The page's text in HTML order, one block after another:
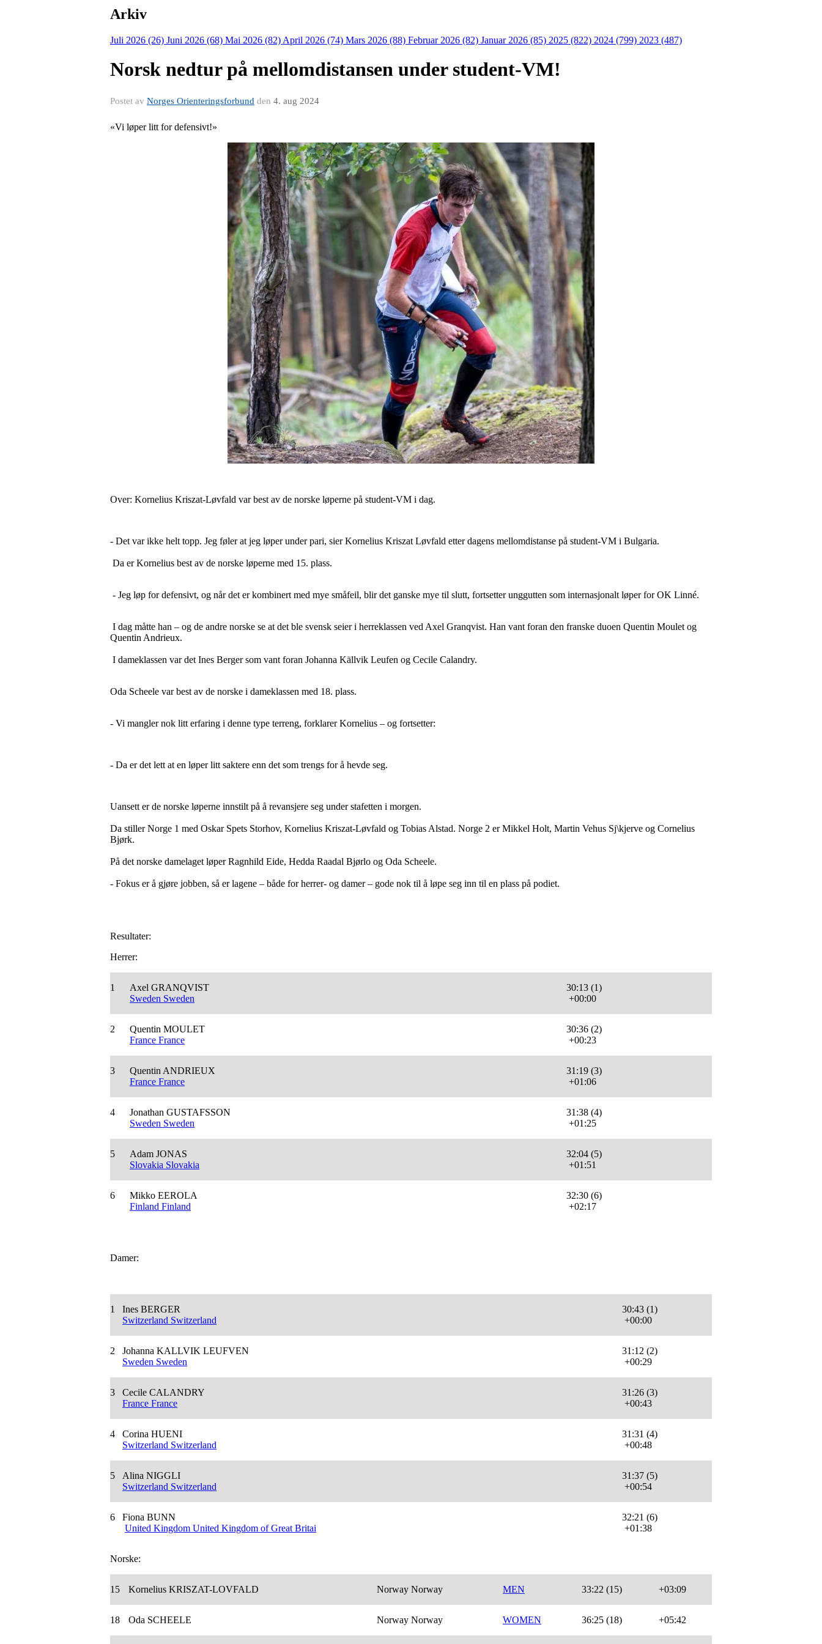
Arkiv
Juli 2026 (26) Juni 2026 (68) Mai 2026 (82) April 2026 (74) Mars 2026 (88) Februar 2026 (82) Januar 2026 (85) 2025 (822) 2024 (799) 2023 (487)
Norsk nedtur på mellomdistansen under student-VM!
Postet av Norges Orienteringsforbund den 4. aug 2024
«Vi løper litt for defensivt!»
Over: Kornelius Kriszat-Løvfald var best av de norske løperne på student-VM i dag.
- Det var ikke helt topp. Jeg føler at jeg løper under pari, sier Kornelius Kriszat Løvfald etter dagens mellomdistanse på student-VM i Bulgaria.
Da er Kornelius best av de norske løperne med 15. plass.
- Jeg løp for defensivt, og når det er kombinert med mye småfeil, blir det ganske mye til slutt, fortsetter unggutten som internasjonalt løper for OK Linné.
I dag måtte han – og de andre norske se at det ble svensk seier i herreklassen ved Axel Granqvist. Han vant foran den franske duoen Quentin Moulet og
Quentin Andrieux.
I dameklassen var det Ines Berger som vant foran Johanna Källvik Leufen og Cecile Calandry.
Oda Scheele var best av de norske i dameklassen med 18. plass.
- Vi mangler nok litt erfaring i denne type terreng, forklarer Kornelius – og fortsetter:
- Da er det lett at en løper litt saktere enn det som trengs for å hevde seg.
Uansett er de norske løperne innstilt på å revansjere seg under stafetten i morgen.
Da stiller Norge 1 med Oskar Spets Storhov, Kornelius Kriszat-Løvfald og Tobias Alstad. Norge 2 er Mikkel Holt, Martin Vehus Sj\kjerve og Cornelius
Bjørk.
På det norske damelaget løper Ragnhild Eide, Hedda Raadal Bjørlo og Oda Scheele.
- Fokus er å gjøre jobben, så er lagene – både for herrer- og damer – gode nok til å løpe seg inn til en plass på podiet.
Resultater:
Herrer:
1
Axel GRANQVIST
Sweden Sweden
30:13 (1)
+00:00
2
Quentin MOULET
France France
30:36 (2)
+00:23
3
Quentin ANDRIEUX
France France
31:19 (3)
+01:06
4
Jonathan GUSTAFSSON
Sweden Sweden
31:38 (4)
+01:25
5
Adam JONAS
Slovakia Slovakia
32:04 (5)
+01:51
6
Mikko EEROLA
Finland Finland
32:30 (6)
+02:17
Damer:
1
Ines BERGER
Switzerland Switzerland
30:43 (1)
+00:00
2
Johanna KALLVIK LEUFVEN
Sweden Sweden
31:12 (2)
+00:29
3
Cecile CALANDRY
France France
31:26 (3)
+00:43
4
Corina HUENI
Switzerland Switzerland
31:31 (4)
+00:48
5
Alina NIGGLI
Switzerland Switzerland
31:37 (5)
+00:54
6
Fiona BUNN
United Kingdom United Kingdom of Great Britai
32:21 (6)
+01:38
Norske:
15 Kornelius KRISZAT-LOVFALD Norway Norway MEN 33:22 (15) +03:09
18 Oda SCHEELE Norway Norway WOMEN 36:25 (18) +05:42